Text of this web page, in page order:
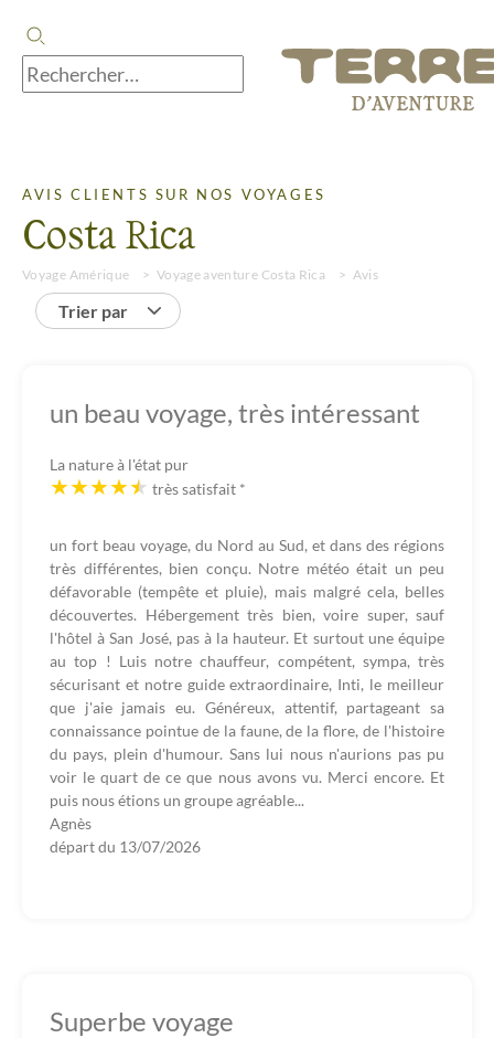
AVIS CLIENTS SUR NOS VOYAGES
Costa Rica
Voyage Amérique Voyage aventure Costa Rica Avis
Trier par
un beau voyage, très intéressant
La nature à l'état pur
très satisfait *
un fort beau voyage, du Nord au Sud, et dans des régions
très différentes, bien conçu. Notre météo était un peu
défavorable (tempête et pluie), mais malgré cela, belles
découvertes. Hébergement très bien, voire super, sauf
l'hôtel à San José, pas à la hauteur. Et surtout une équipe
au top ! Luis notre chauffeur, compétent, sympa, très
sécurisant et notre guide extraordinaire, Inti, le meilleur
que j'aie jamais eu. Généreux, attentif, partageant sa
connaissance pointue de la faune, de la flore, de l'histoire
du pays, plein d'humour. Sans lui nous n'aurions pas pu
voir le quart de ce que nous avons vu. Merci encore. Et
puis nous étions un groupe agréable...
Agnès
départ du 13/07/2026
Superbe voyage